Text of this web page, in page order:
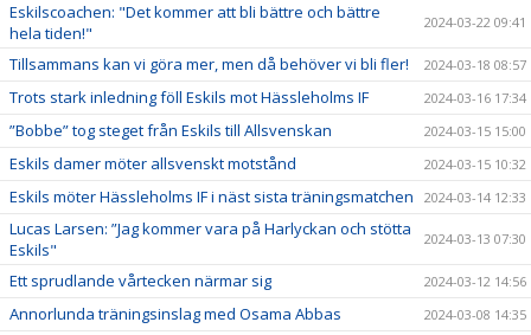
Eskilscoachen: "Det kommer att bli bättre och bättre
hela tiden!"
2024-03-22 09:41
Tillsammans kan vi göra mer, men då behöver vi bli fler! 2024-03-18 08:57
Trots stark inledning föll Eskils mot Hässleholms IF 2024-03-16 17:34
”Bobbe” tog steget från Eskils till Allsvenskan 2024-03-15 15:00
Eskils damer möter allsvenskt motstånd 2024-03-15 10:32
Eskils möter Hässleholms IF i näst sista träningsmatchen 2024-03-14 12:33
Lucas Larsen: ”Jag kommer vara på Harlyckan och stötta
Eskils"
2024-03-13 07:30
Ett sprudlande vårtecken närmar sig 2024-03-12 14:56
Annorlunda träningsinslag med Osama Abbas 2024-03-08 14:35